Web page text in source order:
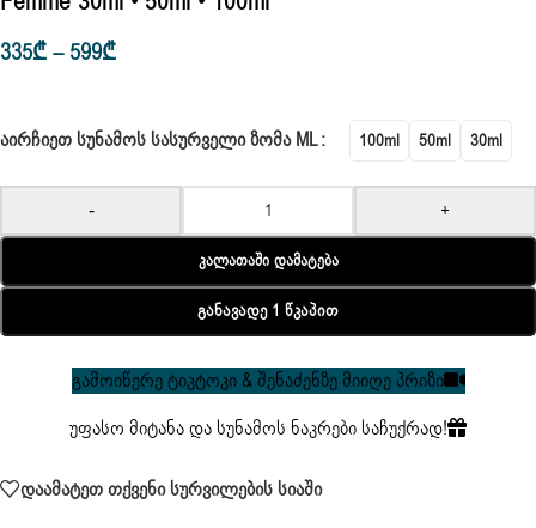
335₾– 599₾
ᲐᲘᲠᲩᲘᲔᲗ ᲡᲣᲜᲐᲛᲝᲡ ᲡᲐᲡᲣᲠᲕᲔᲚᲘ ᲖᲝᲛᲐ ML 100ml 50ml 30ml
- +
Კალათაში Დამატება
Განავადე 1 Წკაპით
გამოიწერე ტიკტოკი & შენაძენზე მიიღე პრიზი
უფასო მიტანა და სუნამოს ნაკრები საჩუქრად!
დაამატეთ თქვენი სურვილების სიაში